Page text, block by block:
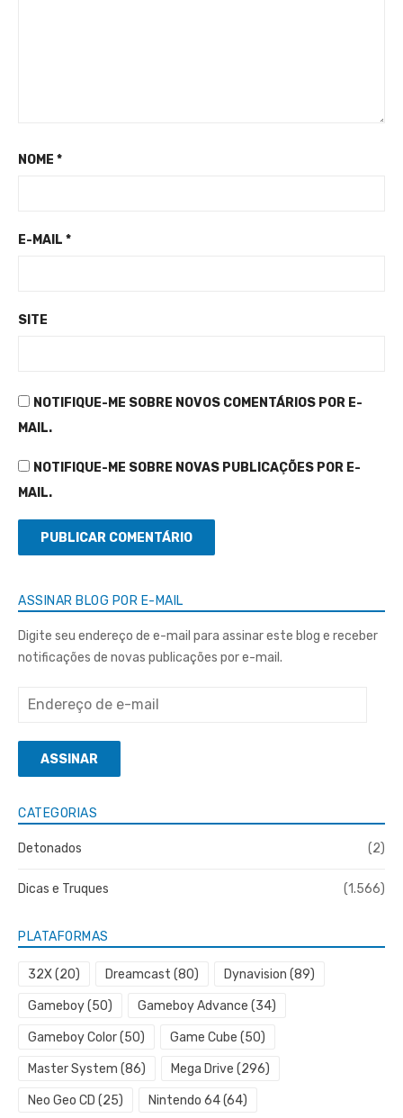
NOME *
E-MAIL *
SITE
NOTIFIQUE-ME SOBRE NOVOS COMENTÁRIOS POR E-
MAIL.
NOTIFIQUE-ME SOBRE NOVAS PUBLICAÇÕES POR E-
MAIL.
ASSINAR BLOG POR E-MAIL
Digite seu endereço de e-mail para assinar este blog e receber
notificações de novas publicações por e-mail.
Endereço
e-
mailASSINAR
CATEGORIAS
Detonados (2)
Dicas e Truques (1.566)
PLATAFORMAS
32X(20) Dreamcast (80) Dynavision (89)
Gameboy(50) Gameboy Advance (34)
Gameboy Color(50) Game Cube (50)
Master System (86) Mega Drive (296)
Neo Geo CD (25) Nintendo 64(64)